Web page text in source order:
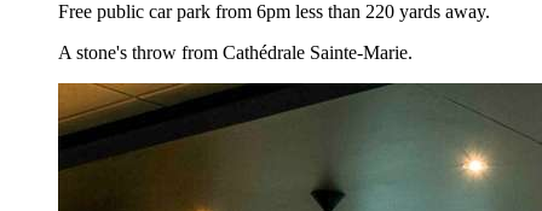
Free public car park from 6pm less than 220 yards away.
A stone's throw from Cathédrale Sainte-Marie.